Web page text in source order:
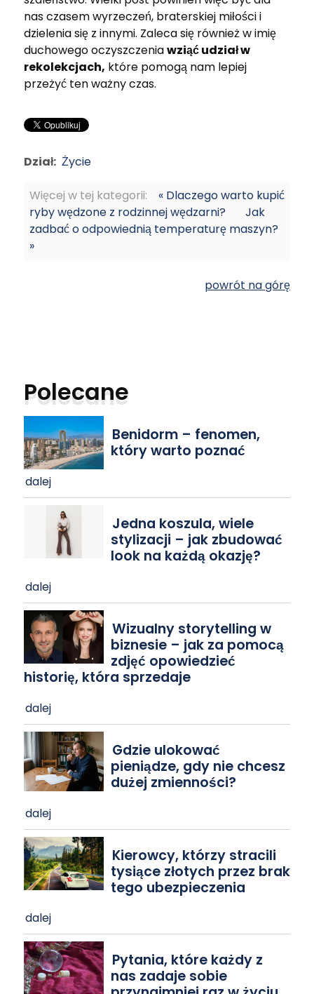
nas czasem wyrzeczeń, braterskiej miłości i
dzielenia się z innymi. Zaleca się również w imię
duchowego oczyszczeniawziąć udział w
rekolekcjach, które pomogą nam lepiej
przeżyć ten ważny czas.
Dział: Życie
Więcej w tej kategorii:
« Dlaczego warto kupić
ryby wędzone z rodzinnej wędzarni?
Jak
zadbać o odpowiednią temperaturę maszyn?
»
powrót na górę
Polecane
Benidorm – fenomen,
który warto poznać
dalej
Jedna koszula, wiele
stylizacji – jak zbudować
look na każdą okazję?
dalej
Wizualny storytelling w
biznesie – jak za pomocą
zdjęć opowiedzieć
historię, która sprzedaje
dalej
Gdzie ulokować
pieniądze, gdy nie chcesz
dużej zmienności?
dalej
Kierowcy, którzy stracili
tysiące złotych przez brak
tego ubezpieczenia
dalej
Pytania, które każdy z
nas zadaje sobie